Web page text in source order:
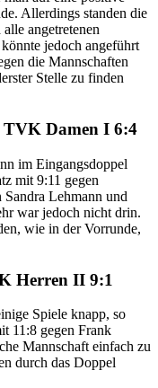
Allerdings standen die
angetretenen
jedoch angeführt
die Mannschaften
Stelle zu finden
TVK Damen I 6:4
im Eingangsdoppel
mit 9:11 gegen
Lehmann und
war jedoch nicht drin.
wie in der Vorrunde,
Herren II 9:1
Spiele knapp, so
11:8 gegen Frank
Mannschaft einfach zu
durch das Doppel